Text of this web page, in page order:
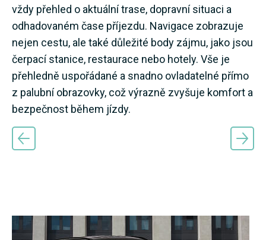
vždy přehled o aktuální trase, dopravní situaci a
odhadovaném čase příjezdu. Navigace zobrazuje
nejen cestu, ale také důležité body zájmu, jako jsou
čerpací stanice, restaurace nebo hotely. Vše je
přehledně uspořádané a snadno ovladatelné přímo
z palubní obrazovky, což výrazně zvyšuje komfort a
bezpečnost během jízdy.